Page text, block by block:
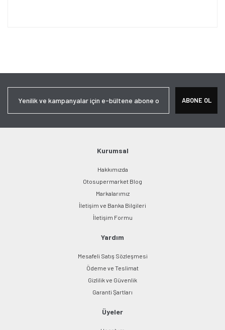
Ürün açıklamasında eksik bilgiler bulunuyor.
Bu ürüne benzer farklı alternatifler olmalı.
Gönder
ABONE OL
Kurumsal
Hakkımızda
Otosupermarket Blog
Markalarımız
İletişim ve Banka Bilgileri
İletişim Formu
Yardım
Mesafeli Satış Sözleşmesi
Ödeme ve Teslimat
Gizlilik ve Güvenlik
Garanti Şartları
Üyeler